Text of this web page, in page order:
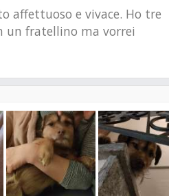
affettuoso e vivace. Ho tre
un fratellino ma vorrei